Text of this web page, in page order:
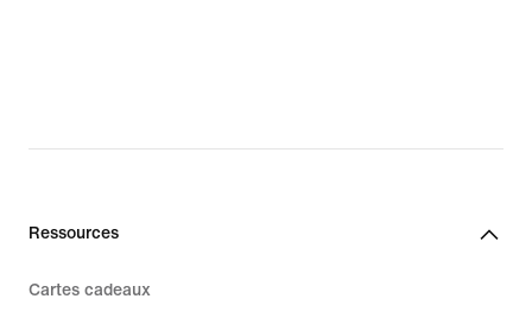
Ressources
Cartes cadeaux